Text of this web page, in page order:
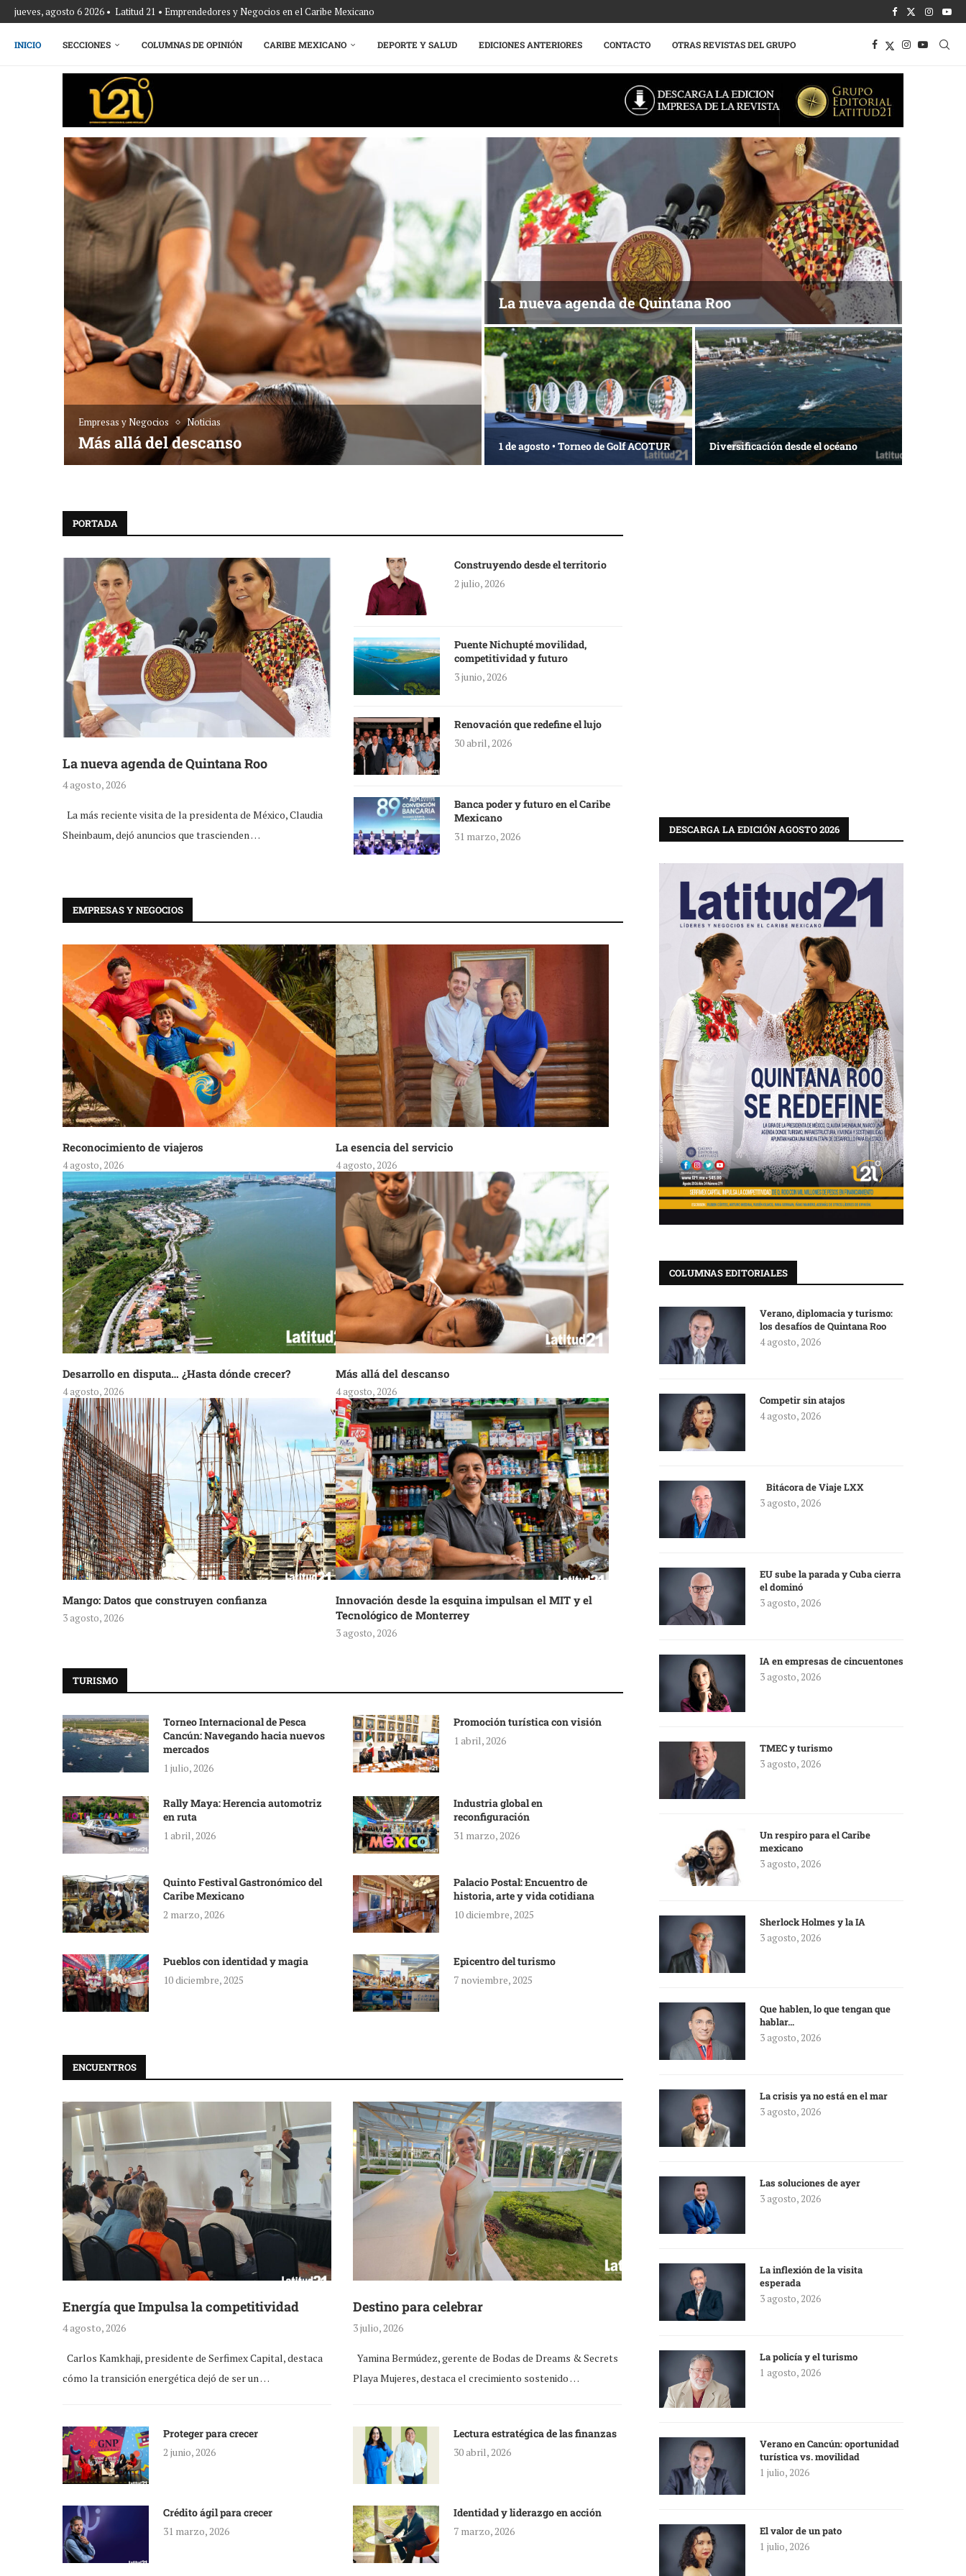
jueves, agosto 6 2026 • Latitud 21 • Emprendedores y Negocios en el Caribe Mexicano
INICIO SECCIONES COLUMNAS DE OPINIÓN CARIBE MEXICANO DEPORTE Y SALUD EDICIONES ANTERIORES CONTACTO OTRAS REVISTAS DEL GRUPO
Empresas y Negocios Noticias
Más allá del descanso
La nueva agenda de Quintana Roo
1 de agosto • Torneo de Golf ACOTUR Diversificación desde el océano
PORTADA
La nueva agenda de Quintana Roo
4 agosto, 2026
La más reciente visita de la presidenta de México, Claudia
Sheinbaum, dejó anuncios que trascienden …
Construyendo desde el territorio
2 julio, 2026
Puente Nichupté movilidad,
competitividad y futuro
3 junio, 2026
Renovación que redefine el lujo
30 abril, 2026
Banca poder y futuro en el Caribe
Mexicano
31 marzo, 2026
EMPRESAS Y NEGOCIOS
Reconocimiento de viajeros
4 agosto, 2026
La esencia del servicio
4 agosto, 2026
Desarrollo en disputa… ¿Hasta dónde crecer?
4 agosto, 2026
Más allá del descanso
4 agosto, 2026
Mango: Datos que construyen confianza
3 agosto, 2026
Innovación desde la esquina impulsan el MIT y el
Tecnológico de Monterrey
3 agosto, 2026
TURISMO
Torneo Internacional de Pesca
Cancún: Navegando hacia nuevos
mercados
1 julio, 2026
Promoción turística con visión
1 abril, 2026
Rally Maya: Herencia automotriz
en ruta
1 abril, 2026
Industria global en
reconfiguración
31 marzo, 2026
Quinto Festival Gastronómico del
Caribe Mexicano
2 marzo, 2026
Palacio Postal: Encuentro de
historia, arte y vida cotidiana
10 diciembre, 2025
Pueblos con identidad y magia
10 diciembre, 2025
Epicentro del turismo
7 noviembre, 2025
ENCUENTROS
Energía que Impulsa la competitividad
4 agosto, 2026
Carlos Kamkhaji, presidente de Serfimex Capital, destaca
cómo la transición energética dejó de ser un …
Destino para celebrar
3 julio, 2026
Yamina Bermúdez, gerente de Bodas de Dreams & Secrets
Playa Mujeres, destaca el crecimiento sostenido …
Proteger para crecer
2 junio, 2026
Lectura estratégica de las finanzas
30 abril, 2026
Crédito ágil para crecer
31 marzo, 2026
Identidad y liderazgo en acción
7 marzo, 2026
DESCARGA LA EDICIÓN AGOSTO 2026
COLUMNAS EDITORIALES
Verano, diplomacia y turismo:
los desafíos de Quintana Roo
4 agosto, 2026
Competir sin atajos
4 agosto, 2026
Bitácora de Viaje LXX
3 agosto, 2026
EU sube la parada y Cuba cierra
el dominó
3 agosto, 2026
IA en empresas de cincuentones
3 agosto, 2026
TMEC y turismo
3 agosto, 2026
Un respiro para el Caribe
mexicano
3 agosto, 2026
Sherlock Holmes y la IA
3 agosto, 2026
Que hablen, lo que tengan que
hablar…
3 agosto, 2026
La crisis ya no está en el mar
3 agosto, 2026
Las soluciones de ayer
3 agosto, 2026
La inflexión de la visita
esperada
3 agosto, 2026
La policía y el turismo
1 agosto, 2026
Verano en Cancún: oportunidad
turística vs. movilidad
1 julio, 2026
El valor de un pato
1 julio, 2026